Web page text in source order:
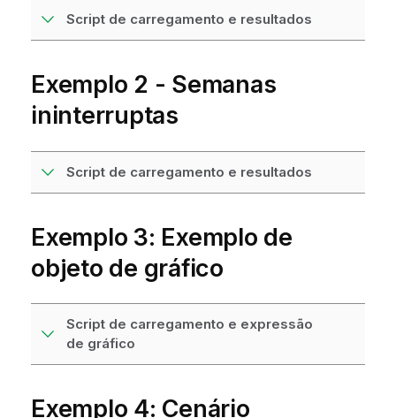
Script de carregamento e resultados
Exemplo 2 - Semanas
ininterruptas
Script de carregamento e resultados
Exemplo 3: Exemplo de
objeto de gráfico
Script de carregamento e expressão
de gráfico
Exemplo 4: Cenário